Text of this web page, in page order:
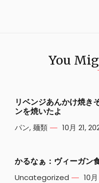
You
リベンジあんかけ焼き
ンを焼いたよ
パン,麺類 10月 21,
かるなぁ：ヴィーガン
Uncategorized 10